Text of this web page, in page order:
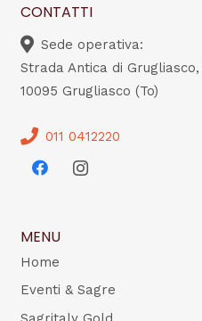
CONTATTI
Sede operativa:
Strada Antica di Grugliasco,
10095 Grugliasco (To)
011 0412220
MENU
Home
Eventi & Sagre